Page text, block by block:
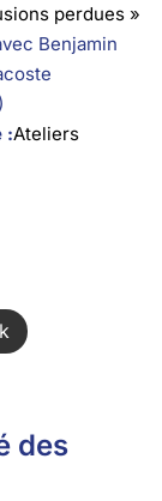
perdues »
Benjamin
:Ateliers
des